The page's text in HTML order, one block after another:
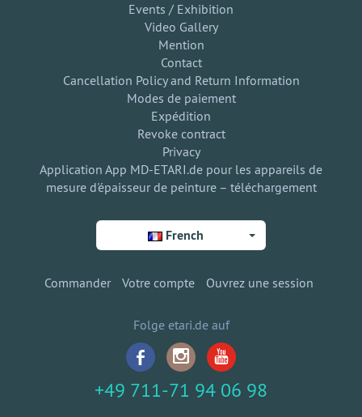
Events / Exhibition
Video Gallery
Mention
Contact
Cancellation Policy and Return Information
Modes de paiement
Expédition
Revoke contract
Privacy
Application App MD-ETARI.de pour les appareils de
mesure d'épaisseur de peinture – téléchargement
French
Commander Votre compte Ouvrez une session
Folge etari.de auf
+49 711-71 94 06 98